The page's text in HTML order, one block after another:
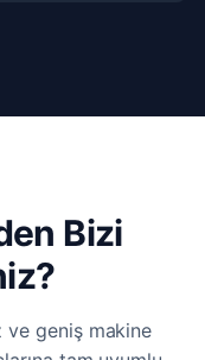
Bizi
ve geniş makine